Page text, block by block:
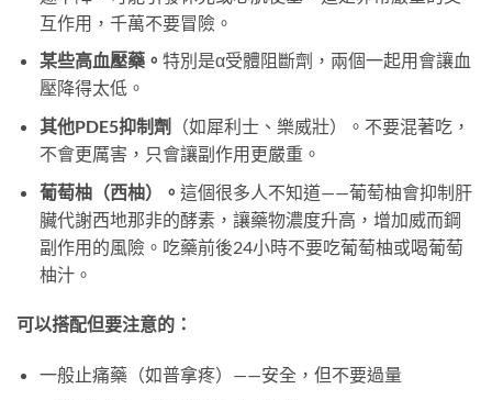
互作用，千萬不要冒險。
某些高血壓藥。 特別是α受體阻斷劑，兩個一起用會讓血
壓降得太低。
其他PDE5抑制劑
（如犀利士、樂威壯）。不要混著吃，
不會更厲害，只會讓副作用更嚴重。
葡萄柚（西柚）。 這個很多人不知道——葡萄柚會抑制肝
臟代謝西地那非的酵素，讓藥物濃度升高，增加威而鋼
副作用的風險。吃藥前後24小時不要吃葡萄柚或喝葡萄
柚汁。
可以搭配但要注意的：
一般止痛藥（如普拿疼）——安全，但不要過量